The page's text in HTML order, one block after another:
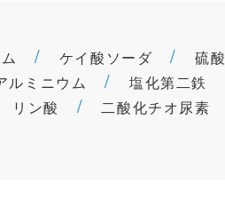
ケイ酸ソーダ
硫酸
ルミニウム
塩化第二鉄
リン酸
二酸化チオ尿素